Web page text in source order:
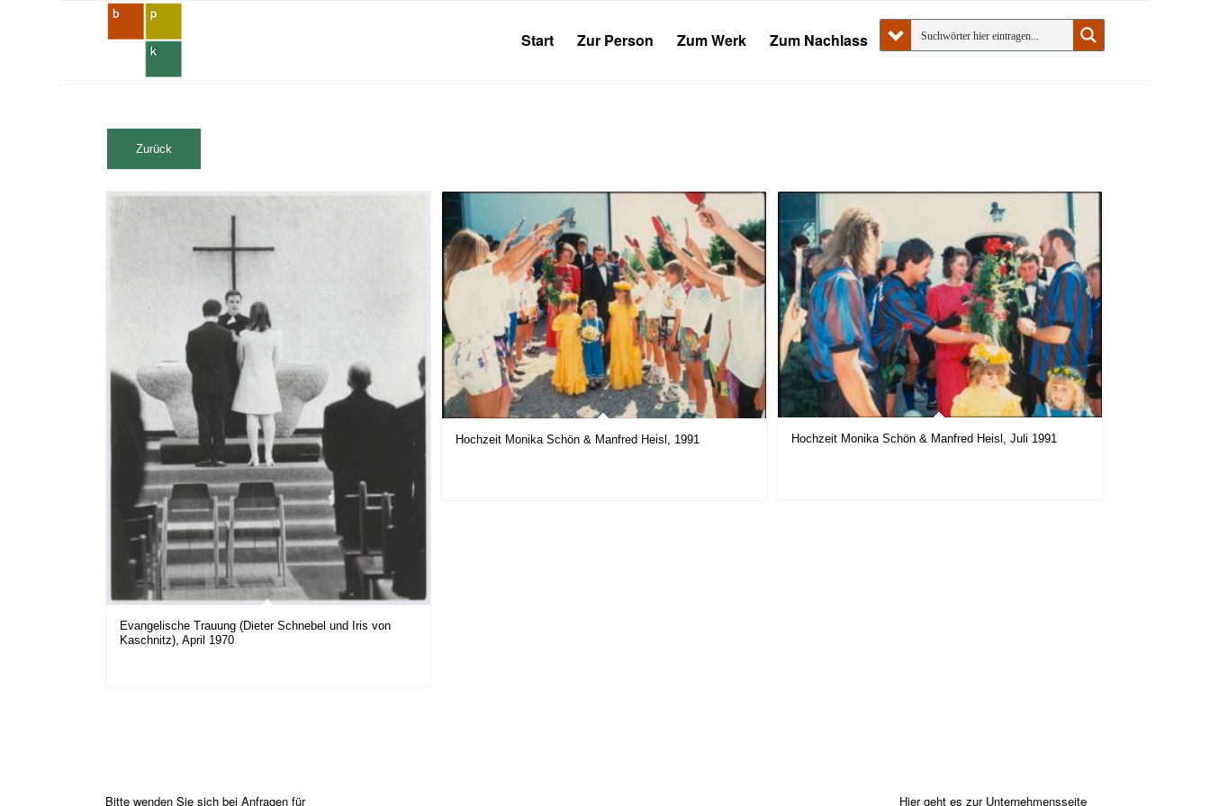
Start Zur Person Zum Werk Zum Nachlass
Evangelische Trauung (Dieter Schnebel und Iris von
Kaschnitz), April 1970
Hochzeit Monika Schön & Manfred Heisl, 1991 Hochzeit Monika Schön & Manfred Heisl, Juli 1991
Bitte wenden Sie sich bei Anfragen für Hier geht es zur Unternehmensseite